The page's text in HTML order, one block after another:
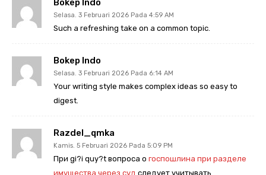
Selasa. 3 Februari 2026 Pada 4:59 AM
Such a refreshing take on a common topic.
Bokep Indo
Selasa. 3 Februari 2026 Pada 6:14 AM
Your writing style makes complex ideas so easy to
digest.
Razdel_qmka
Kamis. 5 Februari 2026 Pada 5:09 PM
При gi?i quy?t вопроса о госпошлина при разделе
имущества через суд следует учитывать